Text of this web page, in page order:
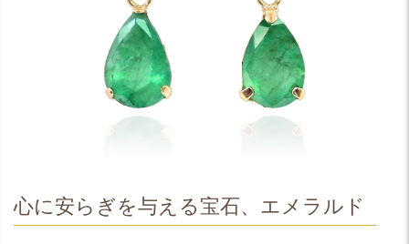
心に安らぎを与える宝石、エメラルド